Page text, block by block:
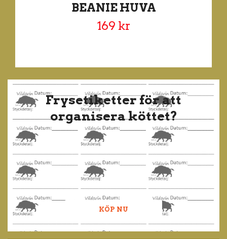
Frysetiketter för att
organisera köttet?
KÖP NU
BEANIE HUVA
169 kr